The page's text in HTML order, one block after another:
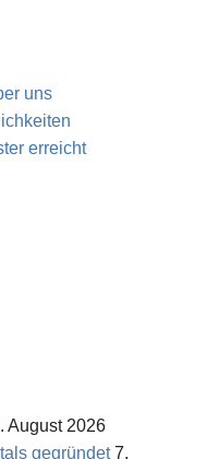
uns
erreicht
August 2026
gegründet 7.